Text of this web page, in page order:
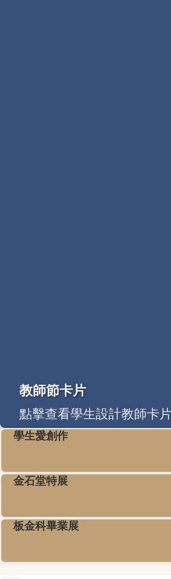
教師節卡片
點擊查看學生設計教師卡
學生愛創作
金石堂特展
板金科畢業展